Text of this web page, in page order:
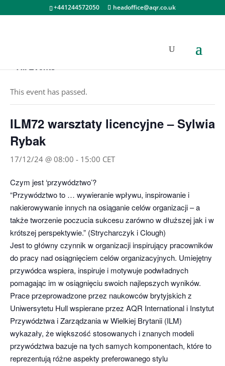
+441244572050 headoffice@aqr.co.uk
« All Events
This event has passed.
ILM72 warsztaty licencyjne – Sylwia
Rybak
17/12/24 @ 08:00 - 15:00 CET
Czym jest ‘przywództwo’?
“Przywództwo to … wywieranie wpływu, inspirowanie i
nakierowywanie innych na osiąganie celów organizacji – a
także tworzenie poczucia sukcesu zarówno w dłuższej jak i w
krótszej perspektywie.” (Strycharczyk i Clough)
Jest to główny czynnik w organizacji inspirujący pracowników
do pracy nad osiągnięciem celów organizacyjnych. Umiejętny
przywódca wspiera, inspiruje i motywuje podwładnych
pomagając im w osiągnięciu swoich najlepszych wyników.
Prace przeprowadzone przez naukowców brytyjskich z
Uniwersytetu Hull wspierane przez AQR International i Instytut
Przywództwa i Zarządzania w Wielkiej Brytanii (ILM)
wykazały, że większość stosowanych i znanych modeli
przywództwa bazuje na tych samych komponentach, które to
reprezentują różne aspekty preferowanego stylu